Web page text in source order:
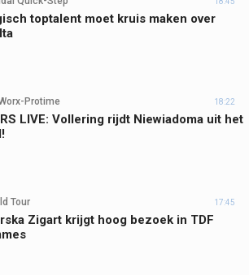
toptalent moet kruis maken over
Protime 18:22
LIVE: Vollering rijdt Niewiadoma uit het
Tour 17:45
Zigart krijgt hoog bezoek in TDF